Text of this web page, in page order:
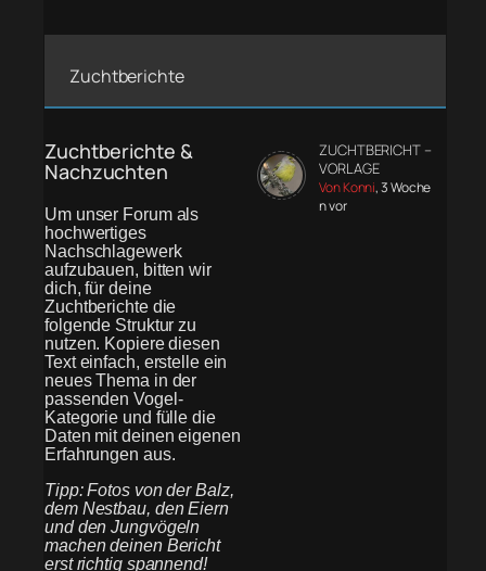
Zuchtberichte
Zuchtberichte &
Nachzuchten
Um unser Forum als
hochwertiges
Nachschlagewerk
aufzubauen, bitten wir
dich, für deine
Zuchtberichte die
folgende Struktur zu
nutzen. Kopiere diesen
Text einfach, erstelle ein
neues Thema in der
passenden Vogel-
Kategorie und fülle die
Daten mit deinen eigenen
Erfahrungen aus.
Tipp: Fotos von der Balz,
dem Nestbau, den Eiern
und den Jungvögeln
machen deinen Bericht
erst richtig spannend!
ZUCHTBERICHT –
VORLAGE
Von Konni, 3 Woche
n vor